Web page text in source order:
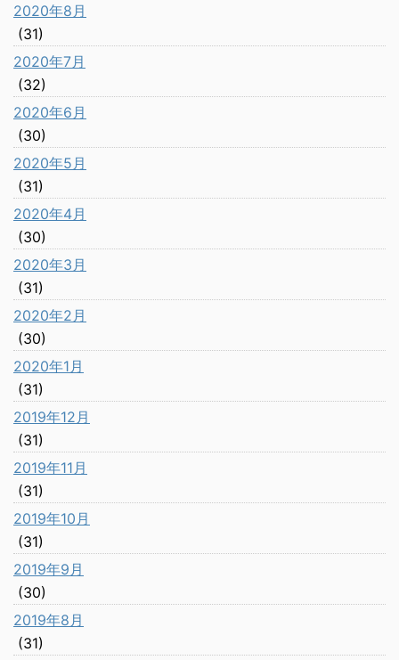
2020年8月
(31)
2020年7月
(32)
2020年6月
(30)
2020年5月
(31)
2020年4月
(30)
2020年3月
(31)
2020年2月
(30)
2020年1月
(31)
2019年12月
(31)
2019年11月
(31)
2019年10月
(31)
2019年9月
(30)
2019年8月
(31)